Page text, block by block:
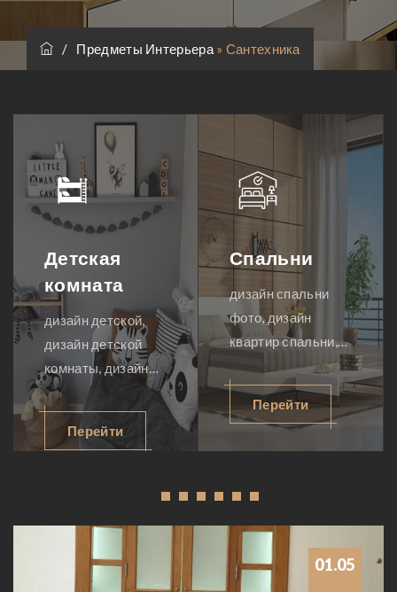
/ Предметы Интерьера » Сантехника
Детская
комната
дизайн детской,
дизайн детской
комнаты, дизайн
интерьеров
детских комнат,
дизайн детской
дизайн детской
девочки комнаты,
комнаты мальчика,
Перейти
Спальни
дизайн спальни
фото, дизайн
квартир спальни,
дизайн интерьера
спальни, дизайн
спален, дизайн
маленькой
спальни, дизайн
потолка спальни,
Перейти
01.05